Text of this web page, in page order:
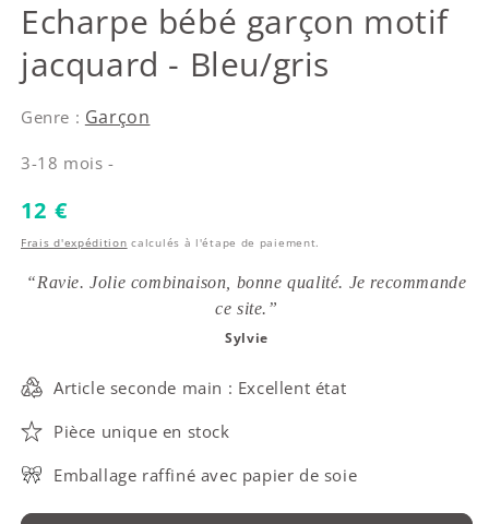
Timberland
Echarpe bébé garçon motif
jacquard - Bleu/gris
Genre : Garçon
3-18 mois -
Prix habituel
12 €
Frais d'expédition calculés à l'étape de paiement.
“Ravie. Jolie combinaison, bonne qualité. Je recommande
ce site.”
Sylvie
Article seconde main : Excellent état
Pièce unique en stock
Emballage raffiné avec papier de soie